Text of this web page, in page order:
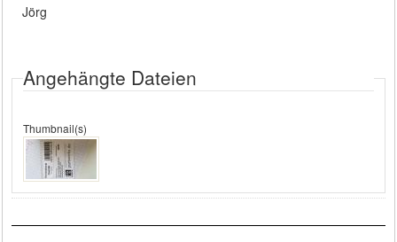
Jörg
Angehängte Dateien
Thumbnail(s)